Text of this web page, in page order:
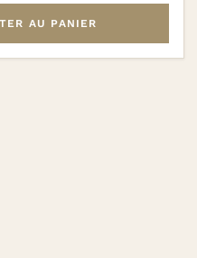
AU PANIER